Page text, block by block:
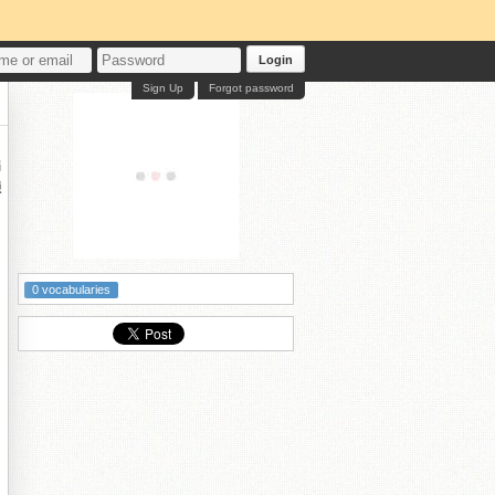
Login
Forgot password
Sign Up
0 vocabularies